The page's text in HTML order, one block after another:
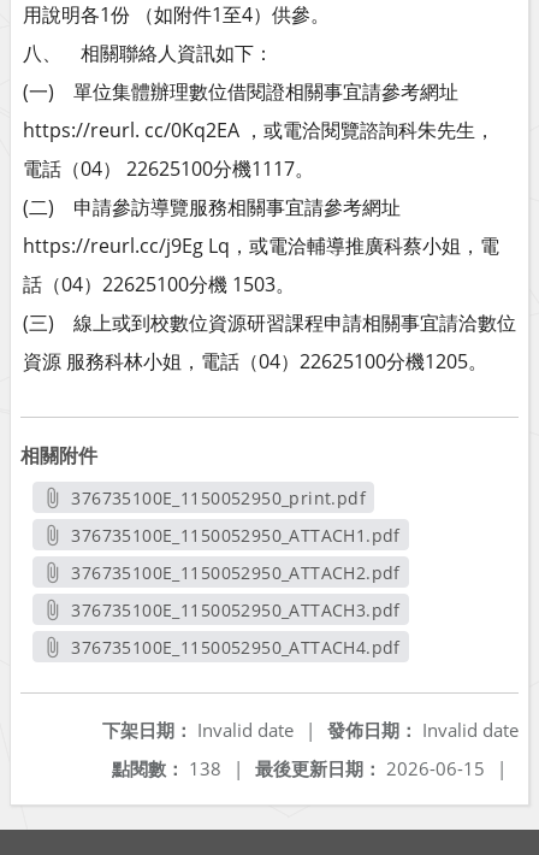
用說明各1份 （如附件1至4）供參。
八、 相關聯絡人資訊如下：
(一) 單位集體辦理數位借閱證相關事宜請參考網址
https://reurl. cc/0Kq2EA ，或電洽閱覽諮詢科朱先生，
電話（04） 22625100分機1117。
(二) 申請參訪導覽服務相關事宜請參考網址
https://reurl.cc/j9Eg Lq，或電洽輔導推廣科蔡小姐，電
話（04）22625100分機 1503。
(三) 線上或到校數位資源研習課程申請相關事宜請洽數位
資源 服務科林小姐，電話（04）22625100分機1205。
相關附件
376735100E_1150052950_print.pdf
另開新視窗
376735100E_1150052950_ATTACH1.pdf
另開新視窗
376735100E_1150052950_ATTACH2.pdf
另開新視窗
376735100E_1150052950_ATTACH3.pdf
另開新視窗
376735100E_1150052950_ATTACH4.pdf
發佈日期： Invalid date
下架日期： Invalid date
|
最後更新日期： 2026-06-15 |
點閱數： 138 |